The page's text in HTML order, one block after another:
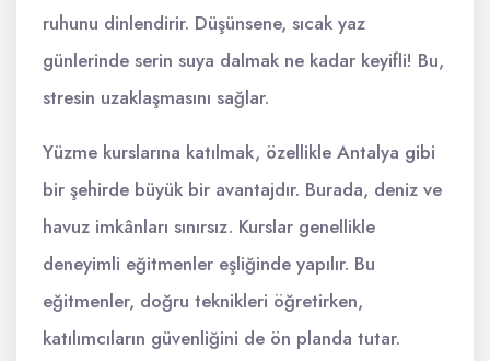
ruhunu dinlendirir. Düşünsene, sıcak yaz
günlerinde serin suya dalmak ne kadar keyifli! Bu,
stresin uzaklaşmasını sağlar.
Yüzme kurslarına katılmak, özellikle Antalya gibi
bir şehirde büyük bir avantajdır. Burada, deniz ve
havuz imkânları sınırsız. Kurslar genellikle
deneyimli eğitmenler eşliğinde yapılır. Bu
eğitmenler, doğru teknikleri öğretirken,
katılımcıların güvenliğini de ön planda tutar.